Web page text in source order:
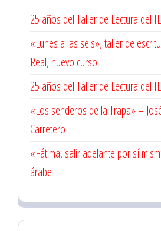
25 años del Taller de Lectura del
«Lunes a las seis», taller de
Real, nuevo curso
25 años del Taller de Lectura del
«Los senderos de la Trapa» –
Carretero
«Fátima, salir adelante por sí
árabe